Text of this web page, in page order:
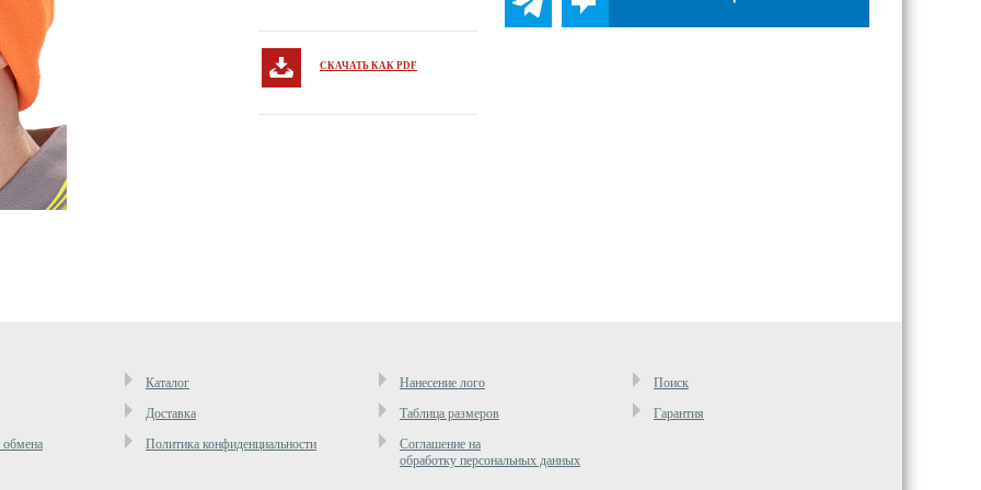
СКАЧАТЬ КАК PDF
Каталог Нанесение лого
Поиск
Доставка
Таблица размеров
Гарантия
обмена
Политика конфиденциальности
Cоглашение на
обработку персональных данных